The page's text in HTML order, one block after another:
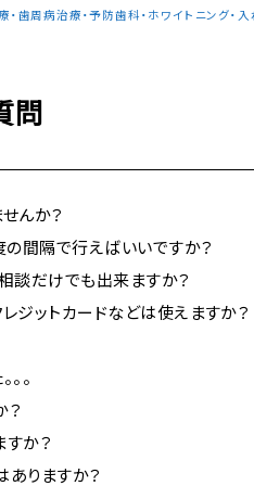
・歯周病治療・予防歯科・ホワイトニング
問
んか？
の間隔で行えばいいですか？
談だけでも出来ますか？
ジットカードなどは使えますか？
。
か？
りますか？